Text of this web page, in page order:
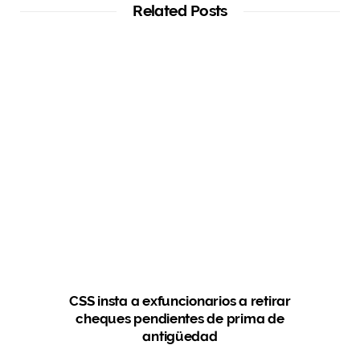
Related Posts
CSS insta a exfuncionarios a retirar
cheques pendientes de prima de
antigüedad